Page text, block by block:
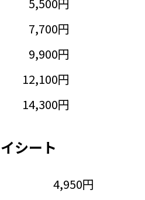
7,700円
9,900円
12,100円
14,300円
シート
4,950円